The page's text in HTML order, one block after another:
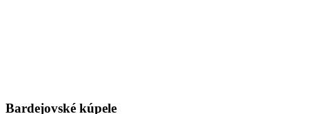
Bardejovské kúpele